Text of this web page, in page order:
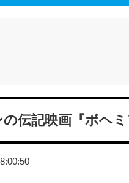
の伝記映画『ボヘ